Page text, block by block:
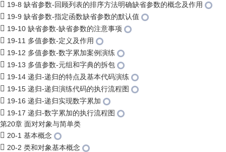
19-8 缺省参数-回顾列表的排序方法明确缺省参数的概念及作用
19-9 缺省参数-指定函数缺省参数的默认值
19-10 缺省参数-缺省参数的注意事项
19-11 多值参数-定义及作用
19-12 多值参数-数字累加案例演练
19-13 多值参数-元组和字典的拆包
19-14 递归-递归的特点及基本代码演练
19-15 递归-递归演练代码的执行流程图
19-16 递归-递归实现数字累加
19-17 递归-数字累加的执行流程图
第20章 面对对象与简单类
20-1 基本概念
20-2 类和对象基本概念